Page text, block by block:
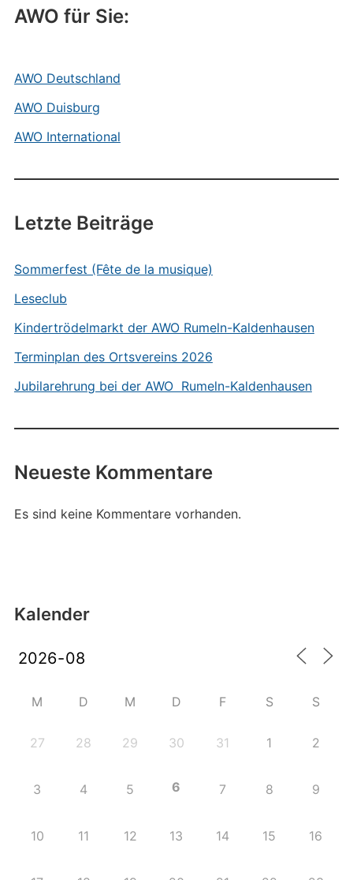
AWO für Sie:
AWO Deutschland
AWO Duisburg
AWO International
Letzte Beiträge
Sommerfest (Fête de la musique)
Leseclub
Kindertrödelmarkt der AWO Rumeln-Kaldenhausen
Terminplan des Ortsvereins 2026
Jubilarehrung bei der AWO Rumeln-Kaldenhausen
Neueste Kommentare
Es sind keine Kommentare vorhanden.
Kalender
M D M D F S S
27 28 29 30 31 1 2
3 4 5 6 7 8 9
10 11 12 13 14 15 16